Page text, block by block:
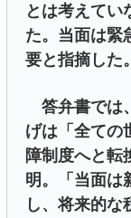
とは考えてい
た。当面は緊
要と指摘した。
答弁書では
げは「全ての
障制度へと転
明。「当面は
し、将来的な